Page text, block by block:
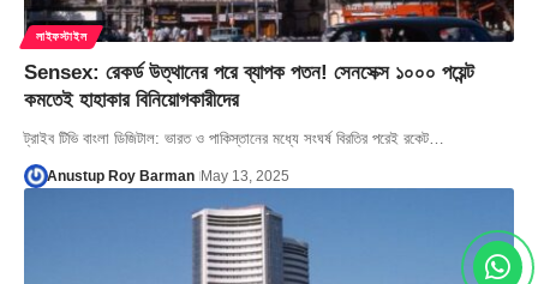
লাইফস্টাইল
Sensex: রেকর্ড উত্থানের পরে ব্যাপক পতন! সেনসেক্স ১০০০ পয়েন্ট
কমতেই হাহাকার বিনিয়োগকারীদের
ট্রাইব টিভি বাংলা ডিজিটাল: ভারত ও পাকিস্তানের মধ্যে সংঘর্ষ বিরতির পরেই রকেট…
Anustup Roy Barman May 13, 2025